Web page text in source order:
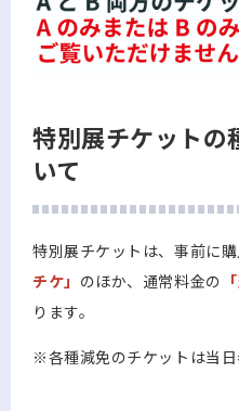
特別展チケットの
いて
特別展チケットは、事前に
チケ」 のほか、通常料金の
ります。
※各種減免のチケットは当